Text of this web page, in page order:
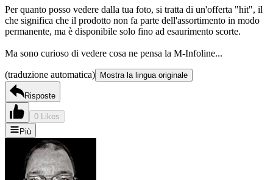
Per quanto posso vedere dalla tua foto, si tratta di un'offerta "hit", il
che significa che il prodotto non fa parte dell'assortimento in modo
permanente, ma è disponibile solo fino ad esaurimento scorte.
Ma sono curioso di vedere cosa ne pensa la M-Infoline...
(traduzione automatica) Mostra la lingua originale
Risposte
0 Likes
Più